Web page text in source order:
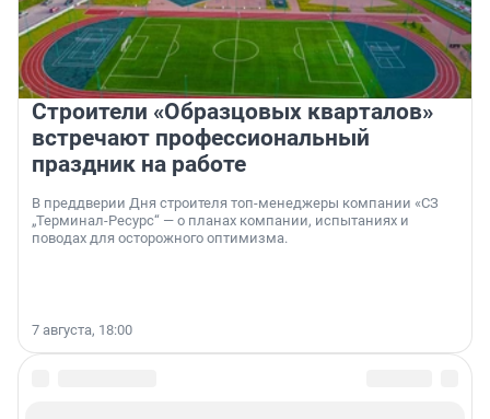
Строители «Образцовых кварталов»
встречают профессиональный
праздник на работе
В преддверии Дня строителя топ-менеджеры компании «СЗ
„Терминал-Ресурс“ — о планах компании, испытаниях и
поводах для осторожного оптимизма.
7 августа, 18:00